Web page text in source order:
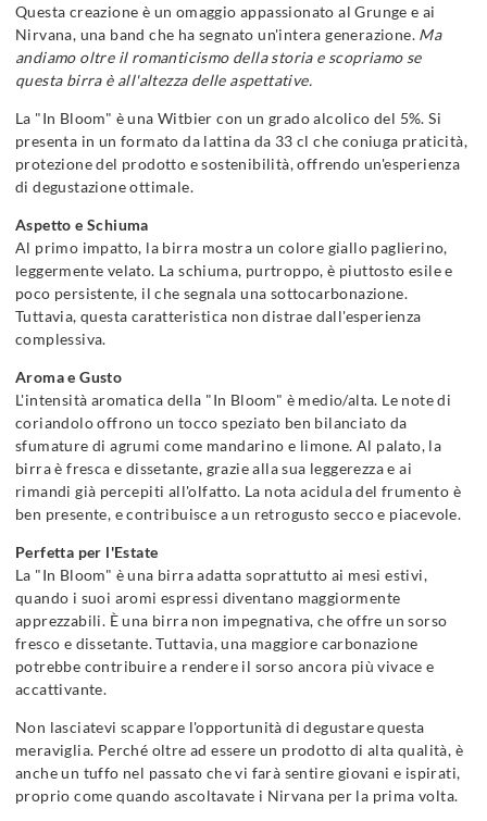
Questa creazione è un omaggio appassionato al Grunge e ai
Nirvana, una band che ha segnato un'intera generazione. Ma
andiamo oltre il romanticismo della storia e scopriamo se
questa birra è all'altezza delle aspettative.
La "In Bloom" è una Witbier con un grado alcolico del 5%. Si
presenta in un formato da lattina da 33 cl che coniuga praticità,
protezione del prodotto e sostenibilità, offrendo un'esperienza
di degustazione ottimale.
Aspetto e Schiuma
Al primo impatto, la birra mostra un colore giallo paglierino,
leggermente velato. La schiuma, purtroppo, è piuttosto esile e
poco persistente, il che segnala una sottocarbonazione.
Tuttavia, questa caratteristica non distrae dall'esperienza
complessiva.
Aroma e Gusto
L'intensità aromatica della "In Bloom" è medio/alta. Le note di
coriandolo offrono un tocco speziato ben bilanciato da
sfumature di agrumi come mandarino e limone. Al palato, la
birra è fresca e dissetante, grazie alla sua leggerezza e ai
rimandi già percepiti all'olfatto. La nota acidula del frumento è
ben presente, e contribuisce a un retrogusto secco e piacevole.
Perfetta per l'Estate
La "In Bloom" è una birra adatta soprattutto ai mesi estivi,
quando i suoi aromi espressi diventano maggiormente
apprezzabili. È una birra non impegnativa, che offre un sorso
fresco e dissetante. Tuttavia, una maggiore carbonazione
potrebbe contribuire a rendere il sorso ancora più vivace e
accattivante.
Non lasciatevi scappare l'opportunità di degustare questa
meraviglia. Perché oltre ad essere un prodotto di alta qualità, è
anche un tuffo nel passato che vi farà sentire giovani e ispirati,
proprio come quando ascoltavate i Nirvana per la prima volta.